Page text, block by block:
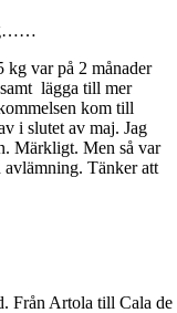
kg var på 2 månader
lägga till mer
kom till
i slutet av maj. Jag
Märkligt. Men så var
avlämning. Tänker att
Från Artola till Cala